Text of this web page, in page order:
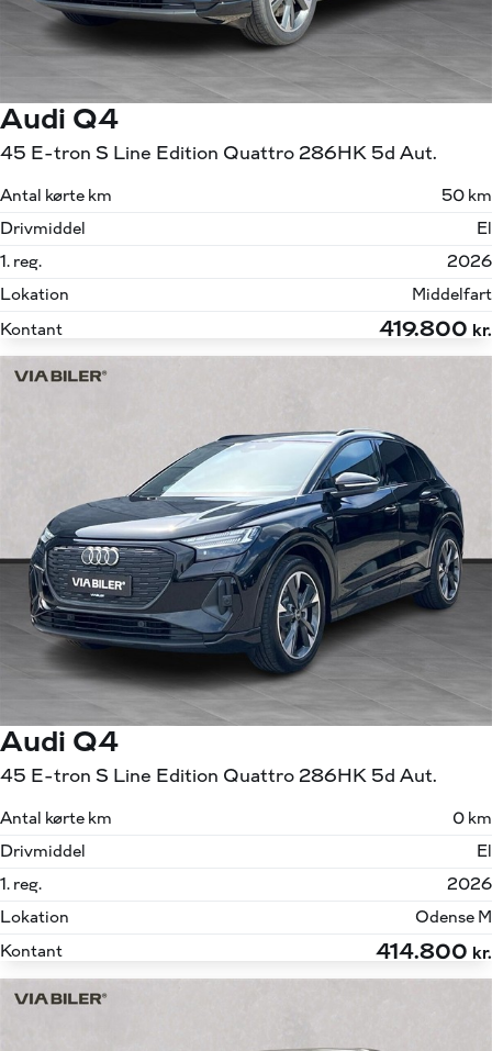
Audi Q4
45 E-tron S Line Edition Quattro 286HK 5d Aut.
Antal kørte km
50 km
Drivmiddel
El
1. reg.
2026
Lokation
Middelfart
Kontant
419.800 kr.
Audi Q4
45 E-tron S Line Edition Quattro 286HK 5d Aut.
Antal kørte km
0 km
Drivmiddel
El
1. reg.
2026
Lokation
Odense M
Kontant
414.800 kr.